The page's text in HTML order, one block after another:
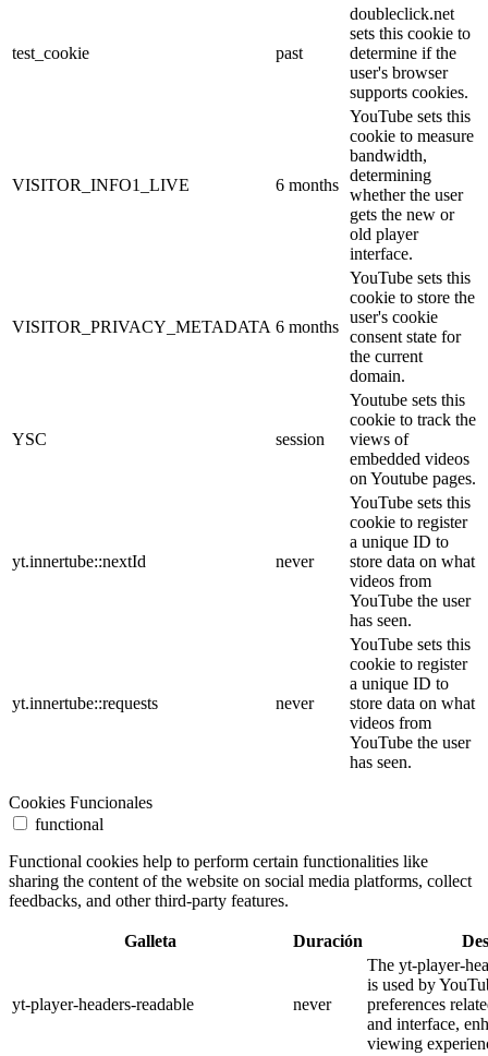
test_cookie past
doubleclick.net
sets this cookie to
determine if the
user's browser
supports cookies.
VISITOR_INFO1_LIVE 6 months
YouTube sets this
cookie to measure
bandwidth,
determining
whether the user
gets the new or
old player
interface.
VISITOR_PRIVACY_METADATA 6 months
YouTube sets this
cookie to store the
user's cookie
consent state for
the current
domain.
YSC session
Youtube sets this
cookie to track the
views of
embedded videos
on Youtube pages.
yt.innertube::nextId never
YouTube sets this
cookie to register
a unique ID to
store data on what
videos from
YouTube the user
has seen.
yt.innertube::requests never
YouTube sets this
cookie to register
a unique ID to
store data on what
videos from
YouTube the user
has seen.
Cookies Funcionales
functional
Functional cookies help to perform certain functionalities like
sharing the content of the website on social media platforms, collect
feedbacks, and other third-party features.
Galleta Duración
yt-player-headers-readable never
The yt-player-
is used by
preferences
and interface,
viewing